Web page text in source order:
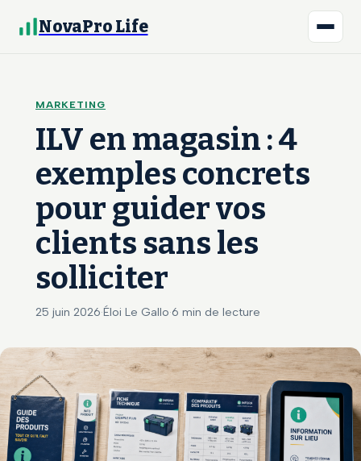
NovaPro Life
MARKETING
ILV en magasin : 4
exemples concrets
pour guider vos
clients sans les
solliciter
25 juin 2026·Éloi Le Gallo·6 min de lecture